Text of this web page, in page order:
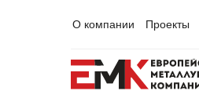
О компании Проекты